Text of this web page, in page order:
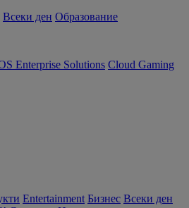
Всеки ден Образование
Enterprise Solutions Cloud Gaming
Entertainment Бизнес Всеки ден